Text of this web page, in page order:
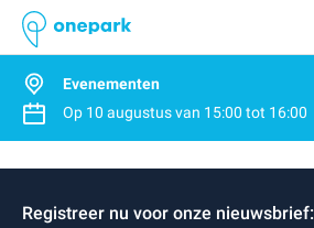
Evenementen
Op 10 augustusvan 15:00 tot 16:00
Registreer nu voor onze nieuwsbrief: